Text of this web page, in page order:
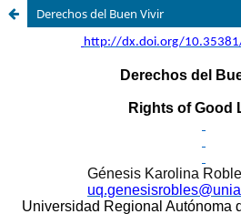
Derechos del Buen Vivir